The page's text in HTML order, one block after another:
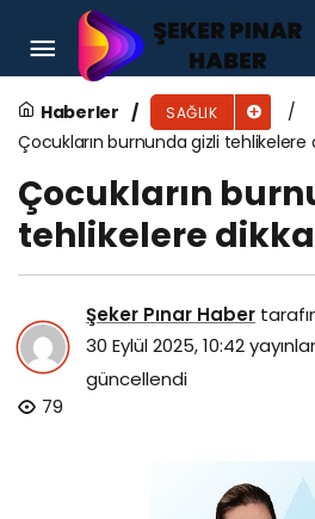
Haberler SAĞLIK
Çocukların burnunda gizli tehlikelere
Çocukların
tehlikelere
Şeker Pınar Haber
30 Eylül 2025, 10:42
güncellendi
79
Kazancın artması, mutlak